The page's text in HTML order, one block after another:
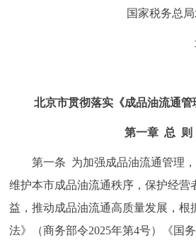
国家税务
北京市贯彻落实《成品油流通管
第一章 总 则
第一条 为加强成品油流通管理，
维护本市成品油流通秩序，保护经营
益，推动成品油流通高质量发展，根
法》（商务部令2025年第4号）《国